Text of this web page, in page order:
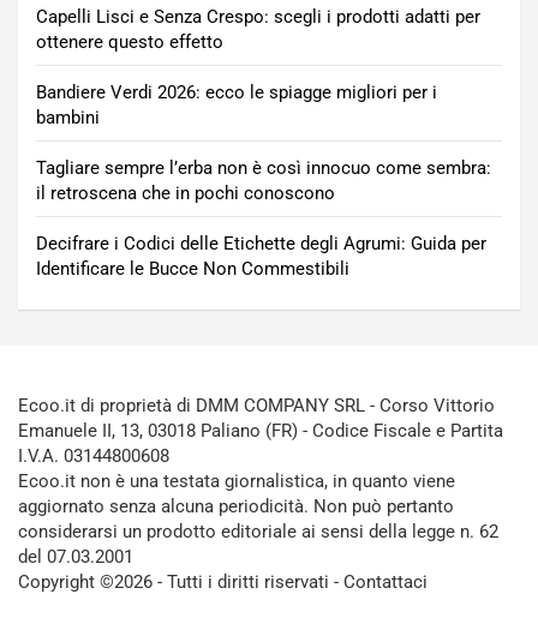
Capelli Lisci e Senza Crespo: scegli i prodotti adatti per
ottenere questo effetto
Bandiere Verdi 2026: ecco le spiagge migliori per i
bambini
Tagliare sempre l’erba non è così innocuo come sembra:
il retroscena che in pochi conoscono
Decifrare i Codici delle Etichette degli Agrumi: Guida per
Identificare le Bucce Non Commestibili
Ecoo.it di proprietà di DMM COMPANY SRL - Corso Vittorio
Emanuele II, 13, 03018 Paliano (FR) - Codice Fiscale e Partita
I.V.A. 03144800608
Ecoo.it non è una testata giornalistica, in quanto viene
aggiornato senza alcuna periodicità. Non può pertanto
considerarsi un prodotto editoriale ai sensi della legge n. 62
del 07.03.2001
Copyright ©2026 - Tutti i diritti riservati - Contattaci